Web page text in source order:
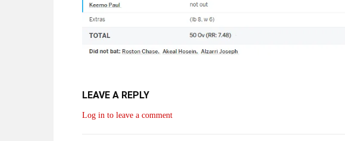
LEAVE A REPLY
Log in to leave a comment